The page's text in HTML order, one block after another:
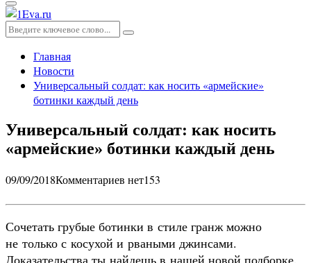
Основное
меню
Искать:
Поиск
Главная
Новости
Универсальный солдат: как носить «армейские»
ботинки каждый день
Универсальный солдат: как носить
«армейские» ботинки каждый день
09/09/2018Комментариев нет153
Сочетать грубые ботинки в стиле гранж можно
не только с косухой и рваными джинсами.
Доказательства ты найдешь в нашей новой подборке.